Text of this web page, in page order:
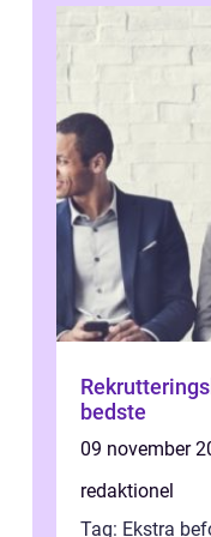
bedste
09 november
redaktionel
Tag: Ekstra